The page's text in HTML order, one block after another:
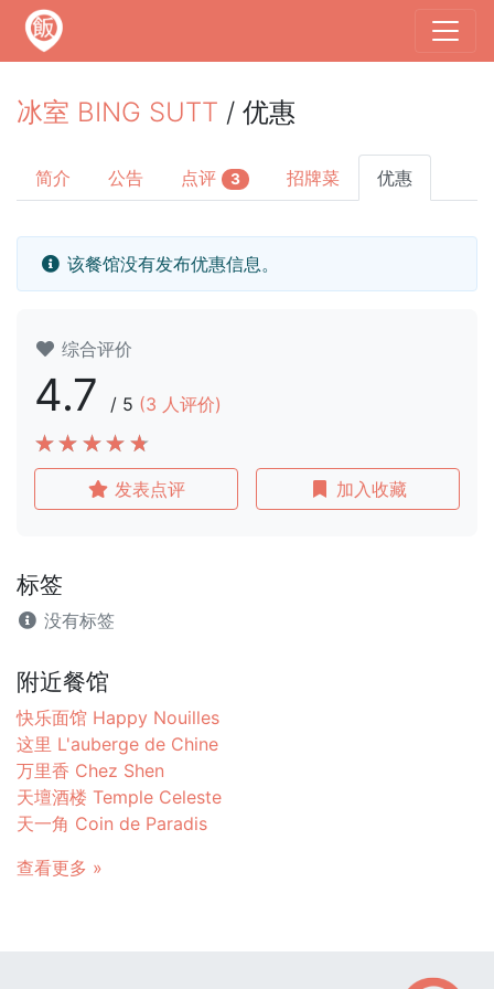
冰室 BING SUTT / 优惠
简介 公告 点评 3 招牌菜 优惠
该餐馆没有发布优惠信息。
综合评价
4.7 / 5 (3 人评价)
发表点评 加入收藏
标签
没有标签
附近餐馆
快乐面馆 Happy Nouilles
这里 L'auberge de Chine
万里香 Chez Shen
天壇酒楼 Temple Celeste
天一角 Coin de Paradis
查看更多 »